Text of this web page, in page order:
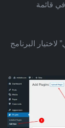
في قائمة
البرنامج